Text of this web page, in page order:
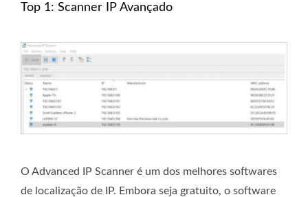
Top 1: Scanner IP Avançado
O Advanced IP Scanner é um dos melhores softwares
de localização de IP. Embora seja gratuito, o software